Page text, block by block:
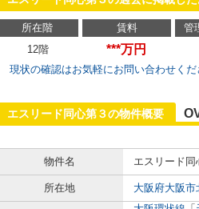
所在階 賃料 管
12階
***万円
現状の確認はお気軽にお問い合わせくだ
エスリード同心第３の物件概要
物件名
エスリード同
所在地 大阪府大阪市